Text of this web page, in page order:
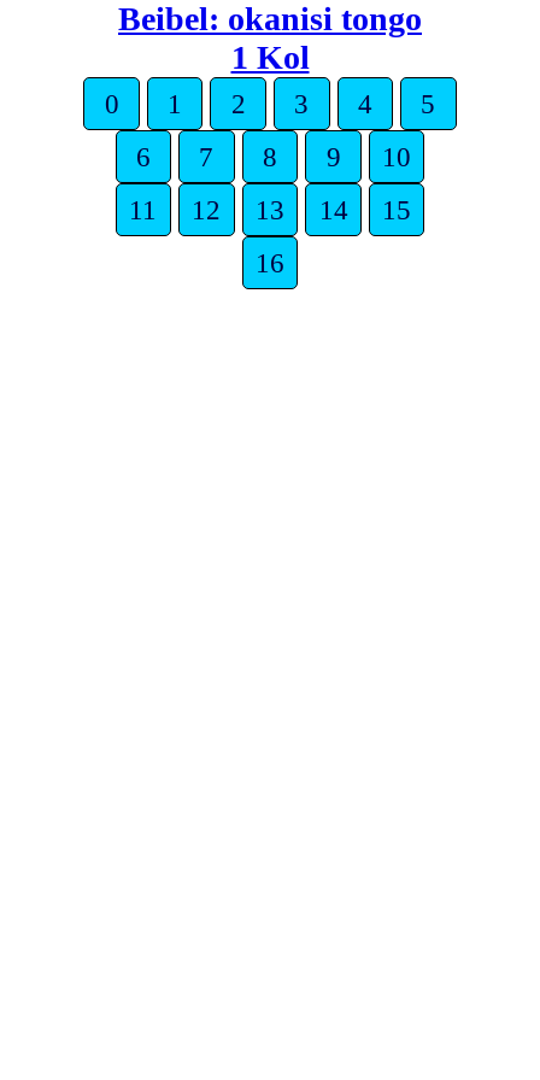
Beibel: okanisi tongo
1 Kol
0 1 2 3 4
5
6
7 8 9
10
11
12 13 14
15
16